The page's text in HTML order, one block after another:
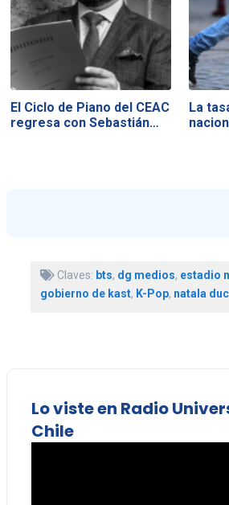
El Ciclo de Piano del CEAC
regresa con Sebastián…
La
Claves: bts, dg medios, estadio
gobierno de kast, K-Pop, natala
Lo viste en Radio
Chile